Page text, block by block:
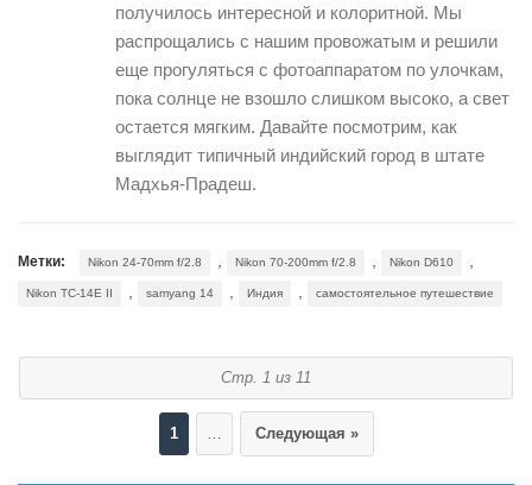
получилось интересной и колоритной. Мы
распрощались с нашим провожатым и решили
еще прогуляться с фотоаппаратом по улочкам,
пока солнце не взошло слишком высоко, а свет
остается мягким. Давайте посмотрим, как
выглядит типичный индийский город в штате
Мадхья-Прадеш.
Метки: Nikon 24-70mm f/2.8 Nikon 70-200mm f/2.8 Nikon D610
Nikon TC-14E II samyang 14 Индия самостоятельное путешествие
Стр. 1 из 11
1 Следующая »